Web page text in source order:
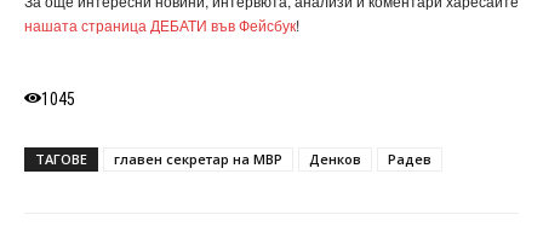
нашата страница ДЕБАТИ във Фейсбук!
1045
ТАГОВЕ главен секретар на МВР Денков Радев